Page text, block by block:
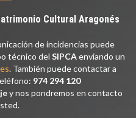
Cultural Aragonés
de incidencias puede
técnico del SIPCAenviando un
. También puede contactar a
974 294 120
y nos pondremos en contacto